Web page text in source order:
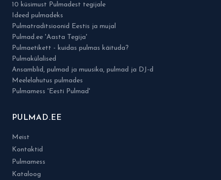
10 küsimust Pulmadest tegijale
Ideed pulmadeks
Pulmatraditsioonid Eestis ja mujal
Pulmad.ee 'Aasta Tegija'
Pulmaetikett - kuidas pulmas käituda?
Pulmakülalised
Ansamblid, pulmad ja muusika, pulmad ja DJ-d
Meelelahutus pulmades
Pulmamess 'Eesti Pulmad'
PULMAD.EE
Meist
Kontaktid
Pulmamess
Kataloog